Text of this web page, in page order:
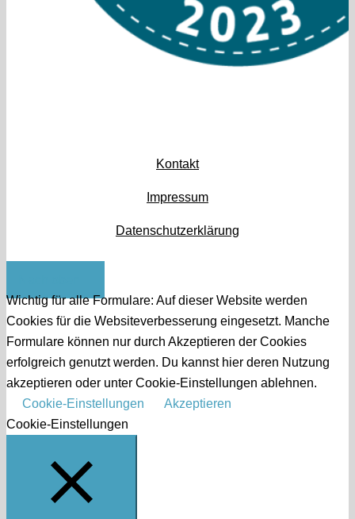
Kontakt
Impressum
Datenschutzerklärung
Wichtig für alle Formulare: Auf dieser Website werden
Cookies für die Websiteverbesserung eingesetzt. Manche
Formulare können nur durch Akzeptieren der Cookies
erfolgreich genutzt werden. Du kannst hier deren Nutzung
akzeptieren oder unter Cookie-Einstellungen ablehnen.
Cookie-Einstellungen
Akzeptieren
Cookie-Einstellungen